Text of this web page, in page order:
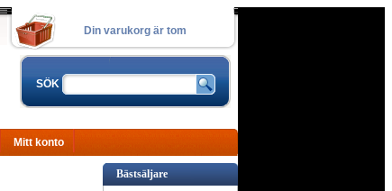
Din varukorg är tom
SÖK
Mitt konto
Bästsäljare